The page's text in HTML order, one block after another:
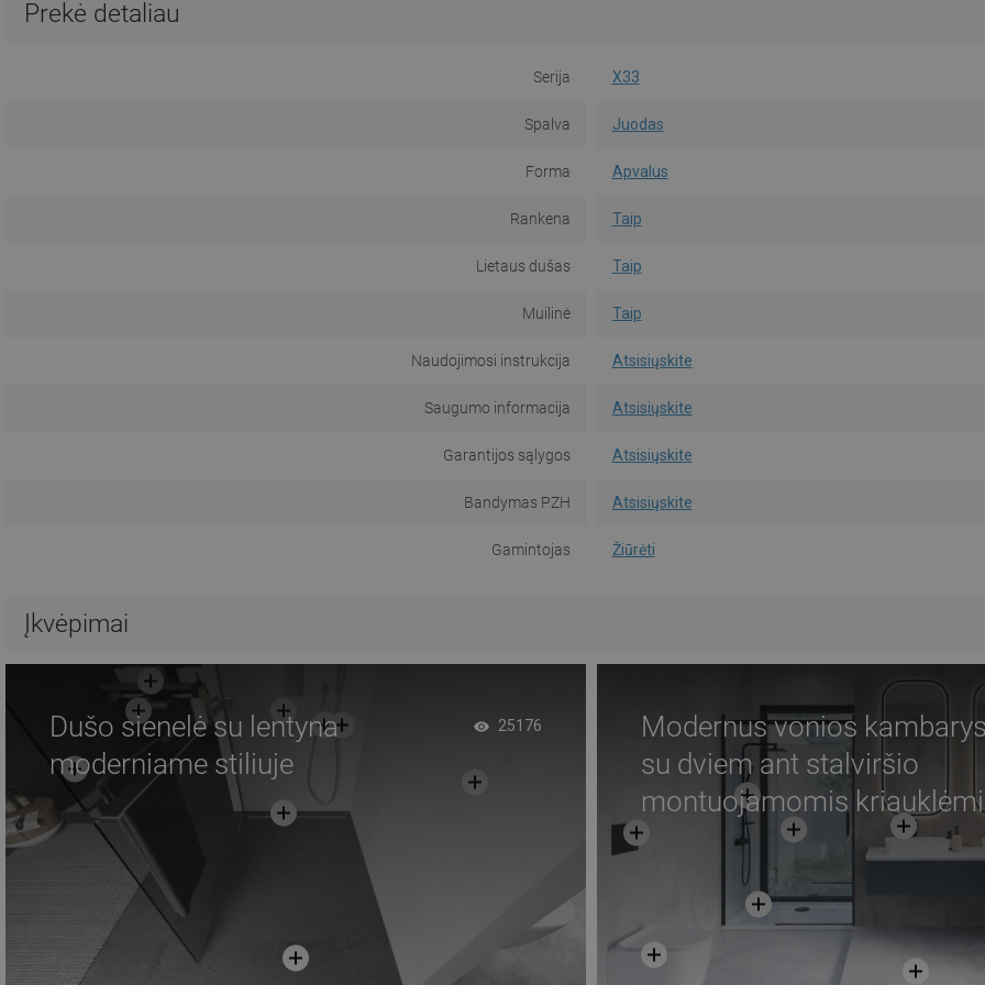
Prekė detaliau
Serija X33
Spalva Juodas
Forma Apvalus
Rankena Taip
Lietaus dušas Taip
Muilinė Taip
Naudojimosi instrukcija Atsisiųskite
Saugumo informacija Atsisiųskite
Garantijos sąlygos Atsisiųskite
Bandymas PZH Atsisiųskite
Gamintojas Žiūrėti
Įkvėpimai
Dušo sienelė su lentyna
moderniame stiliuje
25176
Modernus vonios kambarys
su dviem ant stalviršio
montuojamomis